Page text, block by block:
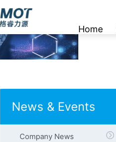
Home
Events
News & Events
Company News